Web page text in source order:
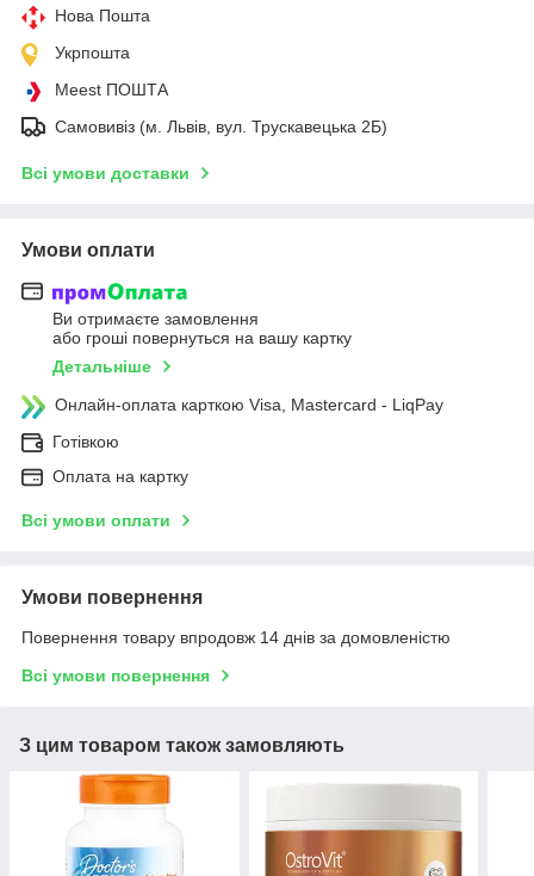
Нова Пошта
Укрпошта
Meest ПОШТА
Самовивіз (м. Львів, вул. Трускавецька 2Б)
Всі умови доставки
Умови оплати
Ви отримаєте замовлення
або гроші повернуться на вашу картку
Детальніше
Онлайн-оплата карткою Visa, Mastercard - LiqPay
Готівкою
Оплата на картку
Всі умови оплати
Умови повернення
Повернення товару впродовж 14 днів за домовленістю
Всі умови повернення
З цим товаром також замовляють